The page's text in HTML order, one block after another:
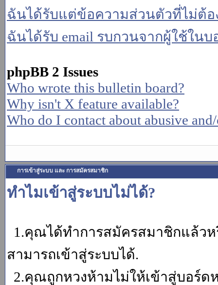
ฉันได้รับแต่ข้อความส่วนตัวที่ไม่ต้อ
ฉันได้รับ email รบกวนจากผู้ใช้ใน
phpBB 2 Issues
Who wrote this bulletin board?
Why isn't X feature available?
Who do I contact about abusive
การเข้าสู่ระบบ และ การสมัครสมาชิก
ทำไมเข้าสู่ระบบไม่ได้?
1.คุณได้ทำการสมัครสมาชิกแล้ว
สามารถเข้าสู่ระบบได้.
2.คุณถูกหวงห้ามไม่ให้เข้าสู่บอร์ด